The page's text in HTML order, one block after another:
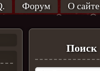
Форум О сайте
Поиск